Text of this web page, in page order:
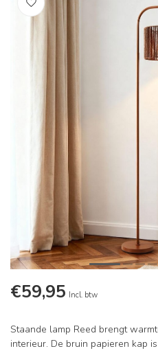
€59,95 Incl. btw
Staande lamp Reed brengt
interieur. De bruin papieren kap